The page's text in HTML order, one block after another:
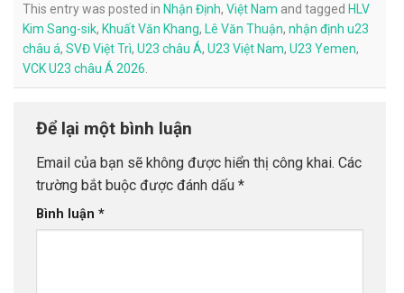
This entry was posted in Nhận Định, Việt Nam and tagged HLV
Kim Sang-sik, Khuất Văn Khang, Lê Văn Thuận, nhận định u23
châu á, SVĐ Việt Trì, U23 châu Á, U23 Việt Nam, U23 Yemen,
VCK U23 châu Á 2026
Để lại một bình luận
Email của bạn sẽ không được hiển thị công khai. Các
trường bắt buộc được đánh dấu *
Bình luận *